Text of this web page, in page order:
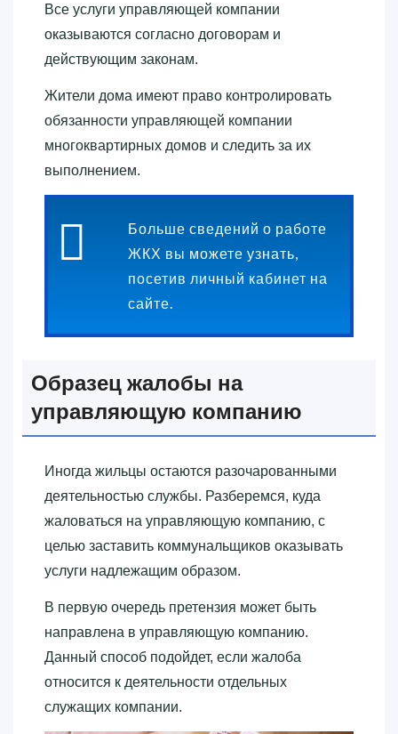
Все услуги управляющей компании
оказываются согласно договорам и
действующим законам.
Жители дома имеют право контролировать
обязанности управляющей компании
многоквартирных домов и следить за их
выполнением.
Больше сведений о работе
ЖКХ вы можете узнать,
посетив личный кабинет на
сайте.
Образец жалобы на
управляющую компанию
Иногда жильцы остаются разочарованными
деятельностью службы. Разберемся, куда
жаловаться на управляющую компанию, с
целью заставить коммунальщиков оказывать
услуги надлежащим образом.
В первую очередь претензия может быть
направлена в управляющую компанию.
Данный способ подойдет, если жалоба
относится к деятельности отдельных
служащих компании.